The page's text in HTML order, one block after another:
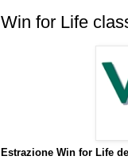
Win for Life
Estrazione Win for Life